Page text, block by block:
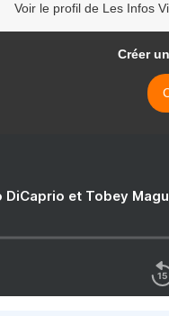
Voir le profil de Les Infos
Créer
DiCaprio et Tobey